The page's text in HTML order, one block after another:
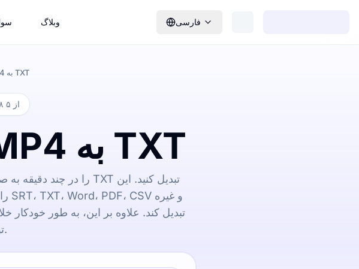
وبلاگ فارسی
تبدیل کننده آنلاین MP4 به TXT
۴٫۸ از ۵
تبدیل کننده آنلاین MP4 به TXT
تبدیل کند. علاوه بر این، به طور
فناوری AI تولید می‌کند.